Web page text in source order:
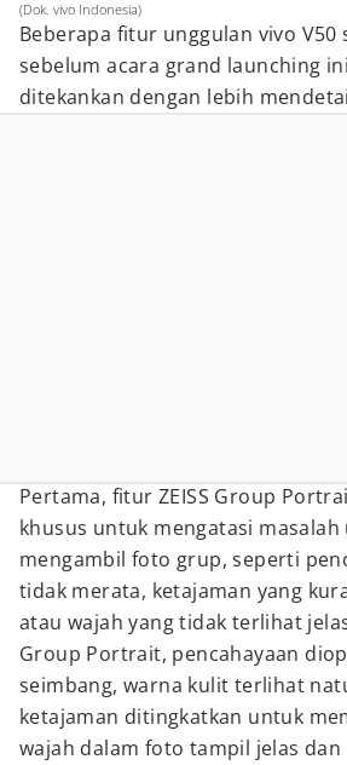
(Dok. vivo Indonesia)
Beberapa fitur unggulan vivo V50
sebelum acara grand launching
ditekankan dengan lebih
Pertama, fitur ZEISS Group
khusus untuk mengatasi
mengambil foto grup, seperti
tidak merata, ketajaman yang
atau wajah yang tidak terlihat
Group Portrait, pencahayaan
seimbang, warna kulit terlihat
ketajaman ditingkatkan untuk
wajah dalam foto tampil jelas dan